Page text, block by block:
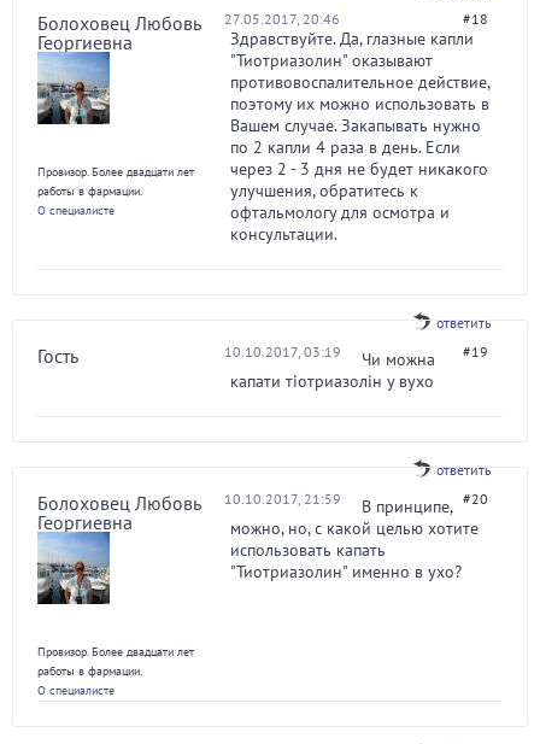
Болоховец Любовь
Георгиевна
Провизор. Более двадцати лет
работы в фармации.
О специалисте
27.05.2017, 20:46 #18
Здравствуйте. Да, глазные капли
"Тиотриазолин" оказывают
противовоспалительное действие,
поэтому их можно использовать в
Вашем случае. Закапывать нужно
по 2 капли 4 раза в день. Если
через 2 - 3 дня не будет никакого
улучшения, обратитесь к
офтальмологу для осмотра и
консультации.
ответить
Гость 10.10.2017, 03:19 #19
Чи можна
капати тіотриазолін у вухо
ответить
Болоховец Любовь
Георгиевна
Провизор. Более двадцати лет
работы в фармации.
О специалисте
10.10.2017, 21:59 #20
В принципе,
можно, но, с какой целью хотите
использовать капать
"Тиотриазолин" именно в ухо?